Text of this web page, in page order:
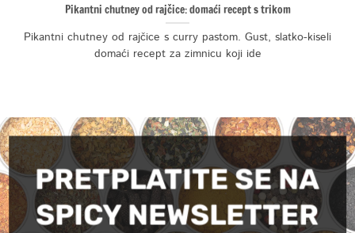
Pikantni chutney od rajčice: domaći recept s trikom
Pikantni chutney od rajčice s curry pastom. Gust, slatko-kiseli
domaći recept za zimnicu koji ide
PRETPLATITE SE NA
SPICY NEWSLETTER